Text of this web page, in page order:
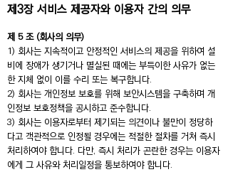
제3장 서비스 제공자와 이용자 간의 의무
제 5 조 (회사의 의무)
1) 회사는 지속적이고 안정적인 서비스의 제공을 위하여 설
비에 장애가 생기거나 멸실된 때에는 부득이한 사유가 없는
한 지체 없이 이를 수리 또는 복구합니다.
2) 회사는 개인정보 보호를 위해 보안시스템을 구축하며 개
인정보 보호정책을 공시하고 준수합니다.
3) 회사는 이용자로부터 제기되는 의견이나 불만이 정당하
다고 객관적으로 인정될 경우에는 적절한 절차를 거쳐 즉시
처리하여야 합니다. 다만, 즉시 처리가 곤란한 경우는 이용자
에게 그 사유와 처리일정을 통보하여야 합니다.